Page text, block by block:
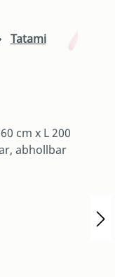
Tatami